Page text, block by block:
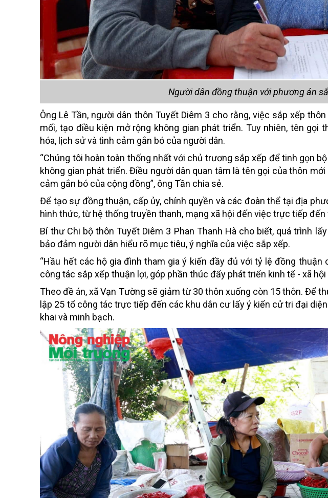
Người dân đồng thuận với phương án
Ông Lê Tần, người dân thôn Tuyết Diêm 3 cho rằng, việc sắp xếp
mối, tạo điều kiện mở rộng không gian phát triển. Tuy nhiên, tên gọi
hóa, lịch sử và tình cảm gắn bó của người dân.
“Chúng tôi hoàn toàn thống nhất với chủ trương sắp xếp để tinh gọn
không gian phát triển. Điều người dân quan tâm là tên gọi của thôn
cảm gắn bó của cộng đồng”, ông Tần chia sẻ.
Để tạo sự đồng thuận, cấp ủy, chính quyền và các đoàn thể tại địa
hình thức, từ hệ thống truyền thanh, mạng xã hội đến việc trực tiếp
Bí thư Chi bộ thôn Tuyết Diêm 3 Phan Thanh Hà cho biết, quá trình
bảo đảm người dân hiểu rõ mục tiêu, ý nghĩa của việc sắp xếp.
“Hầu hết các hộ gia đình tham gia ý kiến đầy đủ với tỷ lệ đồng
công tác sắp xếp thuận lợi, góp phần thúc đẩy phát triển kinh tế - xã hội
Theo đề án, xã Vạn Tường sẽ giảm từ 30 thôn xuống còn 15 thôn. Để
lập 25 tổ công tác trực tiếp đến các khu dân cư lấy ý kiến cử tri đại
khai và minh bạch.